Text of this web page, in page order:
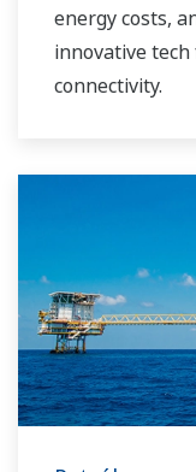
energy costs,
innovative
connectivity.